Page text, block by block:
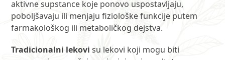
aktivne supstance koje ponovo uspostavljaju,
poboljšavaju ili menjaju fiziološke funkcije putem
farmakološkog ili metaboličkog dejstva.
Tradicionalni lekovi su lekovi koji mogu biti